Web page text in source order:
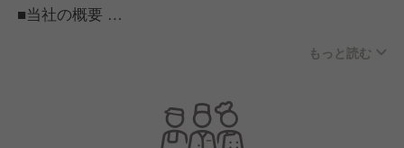
■当社の概要
屋の老舗うなぎ屋『炭焼うな富士』、居酒屋『名古屋
kitchenカブ韓』、すし屋『鮨あしべ』、焼き肉店『熟
成焼肉 八億円』などの飲食店を多店舗運営する成長
もっと読む